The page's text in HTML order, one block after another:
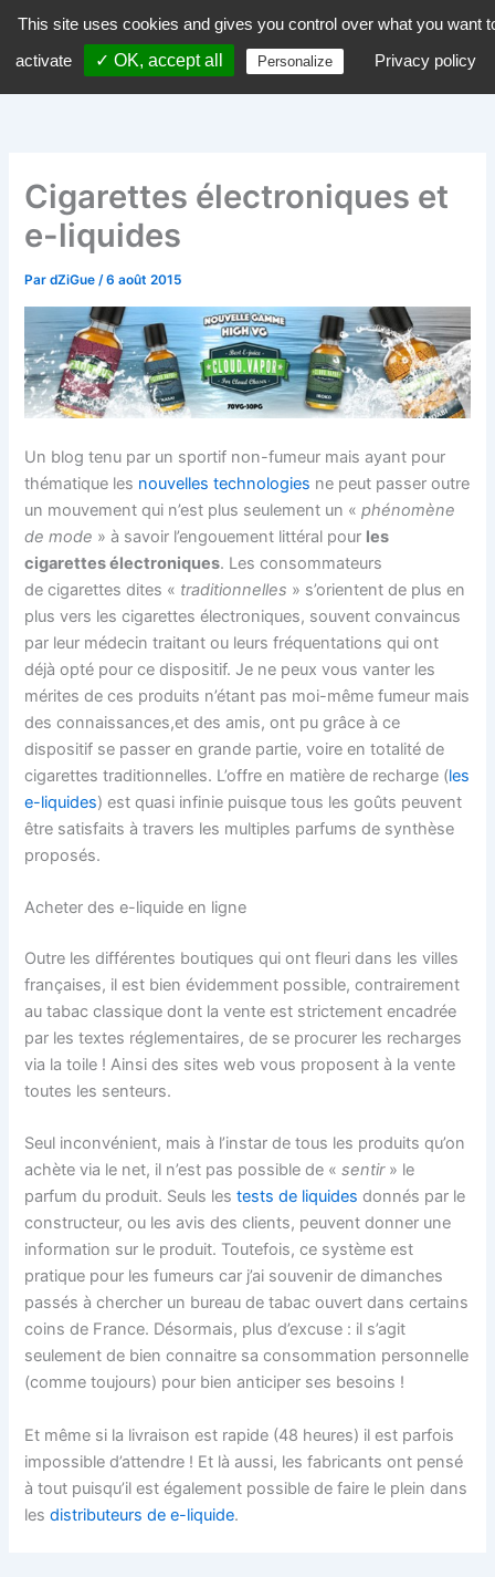
contenu
dZiGue
Cigarettes électroniques et
e-liquides
PardZiGue/6 août 2015
Un blog tenu par un sportif non-fumeur mais ayant pour
thématique les nouvelles technologies ne peut passer outre
un mouvement qui n’est plus seulement un «phénomène
de mode » à savoir l’engouement littéral pour les
cigarettes électroniques. Les consommateurs
de cigarettes dites « traditionnelles » s’orientent de plus en
plus vers les cigarettes électroniques, souvent convaincus
par leur médecin traitant ou leurs fréquentations qui ont
déjà opté pour ce dispositif. Je ne peux vous vanter les
mérites de ces produits n’étant pas moi-même fumeur mais
des connaissances,et des amis, ont pu grâce à ce
dispositif se passer en grande partie, voire en totalité de
cigarettes traditionnelles. L’offre en matière de recharge (les
e-liquides) est quasi infinie puisque tous les goûts peuvent
être satisfaits à travers les multiples parfums de synthèse
proposés.
Acheter des e-liquide en ligne
Outre les différentes boutiques qui ont fleuri dans les villes
françaises, il est bien évidemment possible, contrairement
au tabac classique dont la vente est strictement encadrée
par les textes réglementaires, de se procurer les recharges
via la toile ! Ainsi des sites web vous proposent à la vente
toutes les senteurs.
Seul inconvénient, mais à l’instar de tous les produits qu’on
achète via le net, il n’est pas possible de «sentir » le
parfum du produit. Seuls lestests de liquides donnés par le
constructeur, ou les avis des clients, peuvent donner une
information sur le produit. Toutefois, ce système est
pratique pour les fumeurs car j’ai souvenir de dimanches
passés à chercher un bureau de tabac ouvert dans certains
coins de France. Désormais, plus d’excuse : il s’agit
seulement de bien connaitre sa consommation personnelle
(comme toujours) pour bien anticiper ses besoins !
Et même si la livraison est rapide (48 heures) il est parfois
impossible d’attendre ! Et là aussi, les fabricants ont pensé
à tout puisqu’il est également possible de faire le plein dans
lesdistributeurs de e-liquide.
This site uses cookies and gives you control over what you want
activate
✓ OK, accept all Personalize Privacy policy